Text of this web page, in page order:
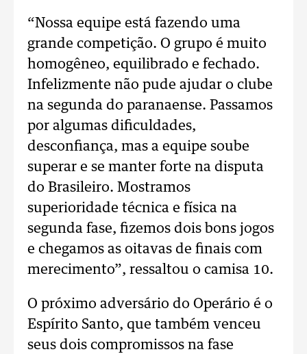
“Nossa equipe está fazendo uma
grande competição. O grupo é muito
homogêneo, equilibrado e fechado.
Infelizmente não pude ajudar o clube
na segunda do paranaense. Passamos
por algumas dificuldades,
desconfiança, mas a equipe soube
superar e se manter forte na disputa
do Brasileiro. Mostramos
superioridade técnica e física na
segunda fase, fizemos dois bons jogos
e chegamos as oitavas de finais com
merecimento”, ressaltou o camisa 10.
O próximo adversário do Operário é o
Espírito Santo, que também venceu
seus dois compromissos na fase